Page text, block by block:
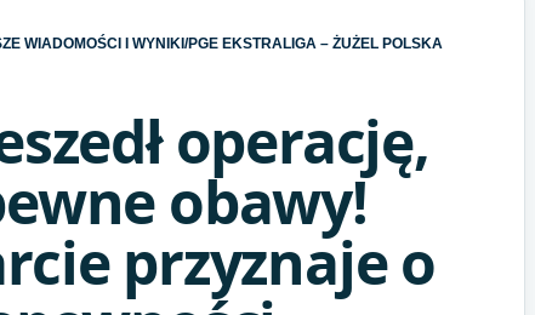
WIADOMOŚCI I WYNIKI /PGE EKSTRALIGA – ŻUŻEL POLSKA
operację,
obawy!
przyznaje o